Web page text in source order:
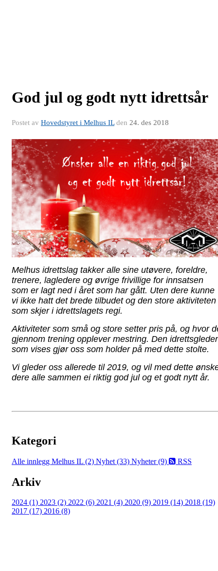
God jul og godt nytt idrettsår
Postet av Hovedstyret i Melhus ILden 24. des 2018
Melhus idrettslag takker alle sine utøvere, foreldre,
trenere, lagledere og øvrige frivillige for innsatsen
som er lagt ned i året som har gått. Uten dere kunne
vi ikke hatt det brede tilbudet og den store aktiviteten
som skjer i idrettslagets regi.
Aktiviteter som små og store setter pris på, og hvor
gjennom trening opplever mestring. Den
som vises gjør oss som holder på med dette stolte.
Vi gleder oss allerede til 2019, og vil med dette
dere alle sammen ei riktig god jul og et godt nytt år.
Kategori
Alle innlegg Melhus IL (2) Nyhet (33) Nyheter (9) RSS
Arkiv
2024 (1) 2023 (2) 2022 (6) 2021 (4) 2020 (9) 2019 (14) 2018 (19)
2017 (17) 2016 (8)